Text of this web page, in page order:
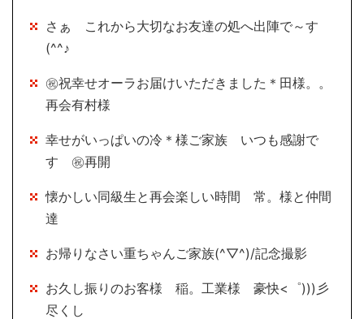
さぁ これから大切なお友達の処へ出陣で～す
(^^♪
㊗祝幸せオーラお届けいただきました＊田様。。
再会有村様
幸せがいっぱいの冷＊様ご家族 いつも感謝で
す ㊗再開
懐かしい同級生と再会楽しい時間 常。様と仲間
達
お帰りなさい重ちゃんご家族(^▽^)/記念撮影
お久し振りのお客様 稲。工業様 豪快<゜)))彡
尽くし